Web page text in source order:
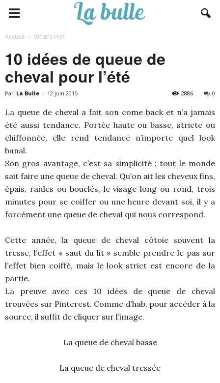
Accueil What's Hot
10 idées de queue de
cheval pour l’été
Par La Bulle - 12 juin 2015 0
2886
La queue de cheval a fait son come back et n’a jamais
été aussi tendance. Portée haute ou basse, stricte ou
chiffonnée, elle rend tendance n’importe quel look
banal.
Son gros avantage, c’est sa simplicité : tout le monde
sait faire une queue de cheval. Qu’on ait les cheveux fins,
épais, raides ou bouclés, le visage long ou rond, trois
minutes pour se coiffer ou une heure devant soi, il y a
forcément une queue de cheval qui nous correspond.
Cette année, la queue de cheval côtoie souvent la
tresse, l’effet « saut du lit » semble prendre le pas sur
l’effet bien coiffé, mais le look strict est encore de la
partie.
La preuve avec ces 10 idées de queue de cheval
trouvées sur Pinterest. Comme d’hab, pour accéder à la
source, il suffit de cliquer sur l’image.
La queue de cheval basse
La queue de cheval tressée